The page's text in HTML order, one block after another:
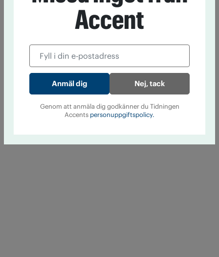
Accent
Nej, tack
Genom att anmäla dig godkänner du Tidningen
Accents personuppgiftspolicy.